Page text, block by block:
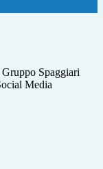
Spaggiari
Media